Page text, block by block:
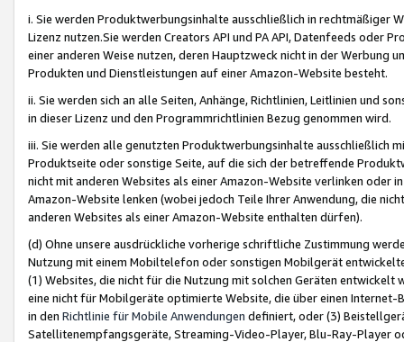
i. Sie werden Produktwerbungsinhalte ausschließlich in rechtmäßiger
Lizenz nutzen.Sie werden Creators API und PA API, Datenfeeds oder
einer anderen Weise nutzen, deren Hauptzweck nicht in der Werbung
Produkten und Dienstleistungen auf einer Amazon-Website besteht.
ii. Sie werden sich an alle Seiten, Anhänge, Richtlinien, Leitlinien und
in dieser Lizenz und den Programmrichtlinien Bezug genommen wird.
iii. Sie werden alle genutzten Produktwerbungsinhalte ausschließlich
Produktseite oder sonstige Seite, auf die sich der betreffende
nicht mit anderen Websites als einer Amazon-Website verlinken oder
Amazon-Website lenken (wobei jedoch Teile Ihrer Anwendung, die
anderen Websites als einer Amazon-Website enthalten dürfen).
(d) Ohne unsere ausdrückliche vorherige schriftliche Zustimmung
Nutzung mit einem Mobiltelefon oder sonstigen Mobilgerät
(1) Websites, die nicht für die Nutzung mit solchen Geräten
eine nicht für Mobilgeräte optimierte Website, die über einen
in den Richtlinie für Mobile Anwendungen definiert, oder (3)
Satellitenempfangsgeräte, Streaming-Video-Player, Blu-Ray-Player